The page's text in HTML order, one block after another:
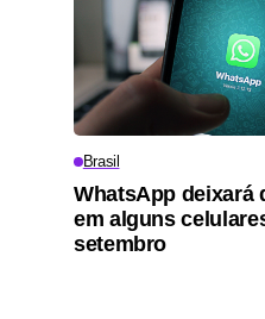
Brasil
WhatsApp deixará
em alguns
setembro